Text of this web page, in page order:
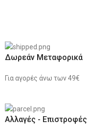
Δωρεάν Μεταφορικά
Για αγορές άνω των 49€
Αλλαγές - Επιστροφές